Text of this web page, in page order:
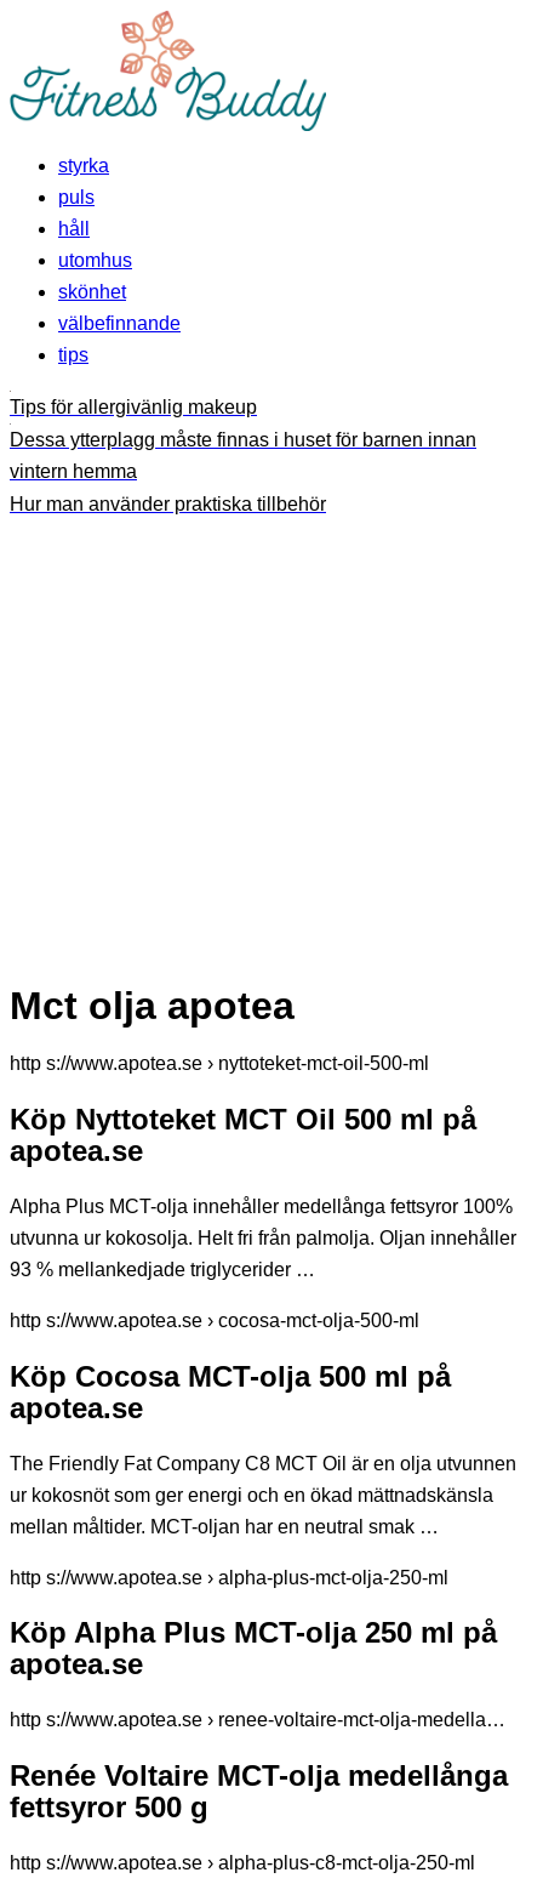
styrka
puls
håll
utomhus
skönhet
välbefinnande
tips
Tips för allergivänlig makeup
Dessa ytterplagg måste finnas i huset för barnen innan
vintern hemma
Hur man använder praktiska tillbehör
Mct olja apotea
http s://www.apotea.se › nyttoteket-mct-oil-500-ml
Köp Nyttoteket MCT Oil 500 ml på
apotea.se
Alpha Plus MCT-olja innehåller medellånga fettsyror 100%
utvunna ur kokosolja. Helt fri från palmolja. Oljan innehåller
93 % mellankedjade triglycerider …
http s://www.apotea.se › cocosa-mct-olja-500-ml
Köp Cocosa MCT-olja 500 ml på
apotea.se
The Friendly Fat Company C8 MCT Oil är en olja utvunnen
ur kokosnöt som ger energi och en ökad mättnadskänsla
mellan måltider. MCT-oljan har en neutral smak …
http s://www.apotea.se › alpha-plus-mct-olja-250-ml
Köp Alpha Plus MCT-olja 250 ml på
apotea.se
http s://www.apotea.se › renee-voltaire-mct-olja-medella…
Renée Voltaire MCT-olja medellånga
fettsyror 500 g
http s://www.apotea.se › alpha-plus-c8-mct-olja-250-ml